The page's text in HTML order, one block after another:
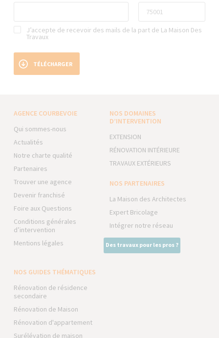
J’accepte de recevoir des mails de la part de La Maison Des
Travaux
TÉLÉCHARGER
AGENCE COURBEVOIE
Qui sommes-nous
Actualités
Notre charte qualité
Partenaires
Trouver une agence
Devenir franchisé
Foire aux Questions
Conditions générales
d’intervention
Mentions légales
NOS DOMAINES
D’INTERVENTION
EXTENSION
RÉNOVATION INTÉRIEURE
TRAVAUX EXTÉRIEURS
NOS PARTENAIRES
La Maison des Architectes
Expert Bricolage
Intégrer notre réseau
Des travaux pour les pros ?
NOS GUIDES THÉMATIQUES
Rénovation de résidence
secondaire
Rénovation de Maison
Rénovation d'appartement
Surélévation de maison